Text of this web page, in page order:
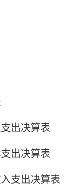
出决算表
出决算表
支出决算表